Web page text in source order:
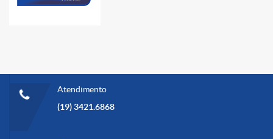
Atendimento
(19) 3421.6868